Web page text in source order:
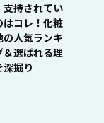
支持されてい
はコレ！化粧
の人気ランキ
＆選ばれる理
深掘り